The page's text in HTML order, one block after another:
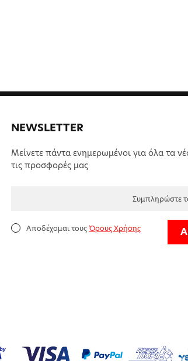
NEWSLETTER
Μείνετε πάντα ενημερωμένοι για όλα τα
τις προσφορές μας
Αποδέχομαι τουςΌρους Χρήσης